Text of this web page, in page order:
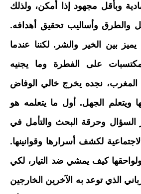
وبأقل مجهود إذا أمكن، ولذلك
والطرق وأساليب تحقيق أهدافه.
بين الخير والشر. لكننا عندما
على الفطرة وما يجنيه
نجده يخرج خالي الوفاض
ويتعلم الجهل. أول ما يتعلمه هو
السؤال وحرقة البحث والتأمل في
لكشف أسرارها وقوانينها.
كيف يمشي ضد التيار، لكي
الذي توعد به الآخرين الخارجين